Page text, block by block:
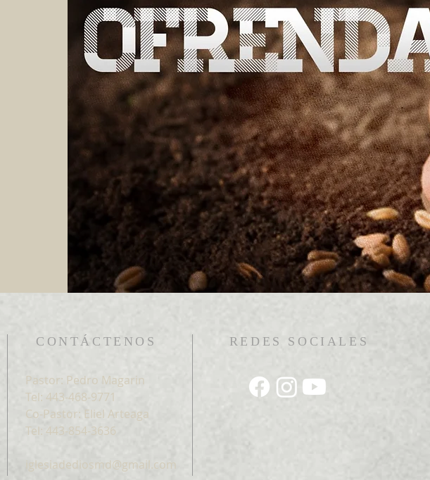
CONTÁCTENOS
Pastor: Pedro Magarin
Tel: 443-468-9771
Co-Pastor: Eliel Arteaga
Tel: 443-854-3636
iglesiadediosmd@gmail.com
REDES SOCIALES